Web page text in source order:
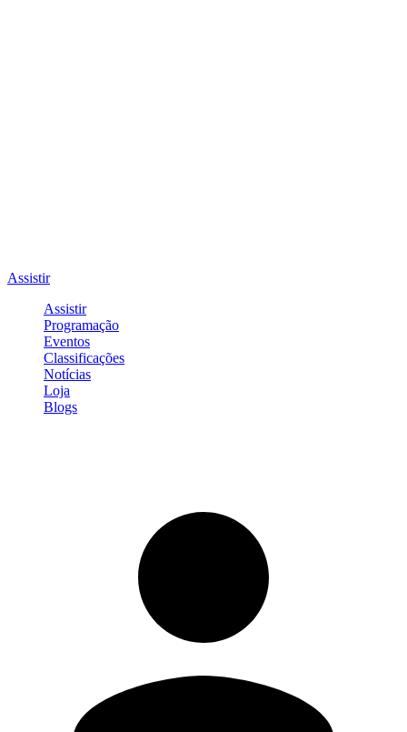
Assistir
Assistir
Programação
Eventos
Classificações
Notícias
Loja
Blogs